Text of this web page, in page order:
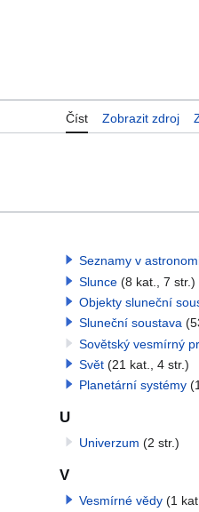
Číst Zobrazit zdroj
Seznamy v
Slunce (8 kat., 7 str.)
Objekty sluneční
Sluneční soustava
Sovětský vesmírný
Svět (21 kat., 4 str.)
Planetární systémy
U
Univerzum (2 str.)
V
Vesmírné vědy (1